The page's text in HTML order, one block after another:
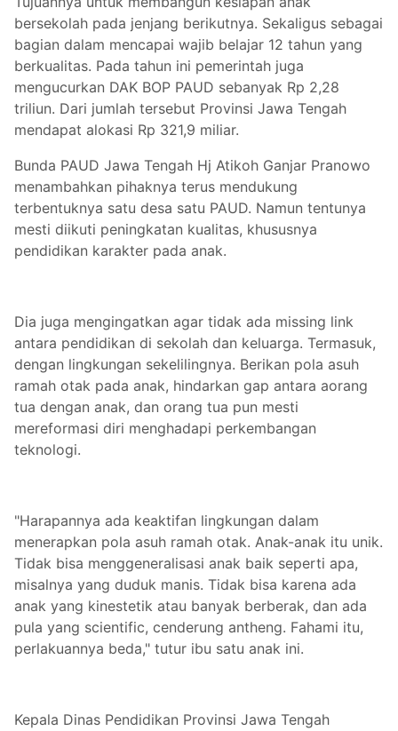
bersekolah pada jenjang berikutnya. Sekaligus sebagai
bagian dalam mencapai wajib belajar 12 tahun yang
berkualitas. Pada tahun ini pemerintah juga
mengucurkan DAK BOP PAUD sebanyak Rp 2,28
triliun. Dari jumlah tersebut Provinsi Jawa Tengah
mendapat alokasi Rp 321,9 miliar.
Bunda PAUD Jawa Tengah Hj Atikoh Ganjar Pranowo
menambahkan pihaknya terus mendukung
terbentuknya satu desa satu PAUD. Namun tentunya
mesti diikuti peningkatan kualitas, khususnya
pendidikan karakter pada anak.
Dia juga mengingatkan agar tidak ada missing link
antara pendidikan di sekolah dan keluarga. Termasuk,
dengan lingkungan sekelilingnya. Berikan pola asuh
ramah otak pada anak, hindarkan gap antara aorang
tua dengan anak, dan orang tua pun mesti
mereformasi diri menghadapi perkembangan
teknologi.
"Harapannya ada keaktifan lingkungan dalam
menerapkan pola asuh ramah otak. Anak-anak itu unik.
Tidak bisa menggeneralisasi anak baik seperti apa,
misalnya yang duduk manis. Tidak bisa karena ada
anak yang kinestetik atau banyak berberak, dan ada
pula yang scientific, cenderung antheng. Fahami itu,
perlakuannya beda," tutur ibu satu anak ini.
Kepala Dinas Pendidikan Provinsi Jawa Tengah